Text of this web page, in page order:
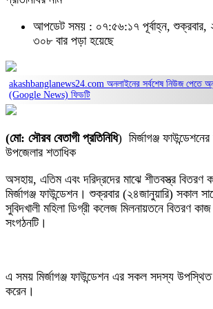
আপডেট সময় : ০৭:৫৬:১৭ পূর্বাহ্ন, শুক্রবার,
৩০৮ বার পড়া হয়েছে
akashbanglanews24.com অনলাইনের সর্বশেষ নিউজ পেতে
(Google News) ফিডটি
(মো: সৌরব বেতাগী প্রতিনিধি) মির্জাগঞ্জ
উপজেলার শতাধিক
অসহায়, এতিম এবং দরিদ্রদের মাঝে শীতবস্ত্র বিতরণ
মির্জাগঞ্জ ফাউন্ডেশন। শুক্রবার (২৪জানুয়ারি) সকাল
সুবিদখালী মহিলা ডিগ্রী কলেজ মিলনায়তনে বিতরণ
সংগঠনটি।
এ সময় মির্জাগঞ্জ ফাউন্ডেশন এর সকল সদস্য
করেন।